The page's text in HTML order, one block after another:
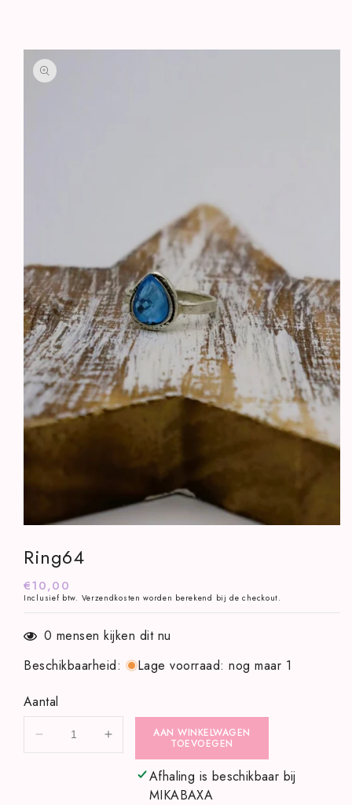
GA DIRECT NAAR
PRODUCTINFORMATIE
openen
in
Ring64
Normale
prijs
€10,00
Inclusief btw. Verzendkosten worden berekend bij de checkout.
0 mensen kijken dit nu
Beschikbaarheid:
Lage voorraad: nog maar 1
Aantal
Aantal
verlagen
Aantal
verhogen
Ring64
AAN WINKELWAGEN
TOEVOEGEN
Afhaling is beschikbaar bij
MIKABAXA